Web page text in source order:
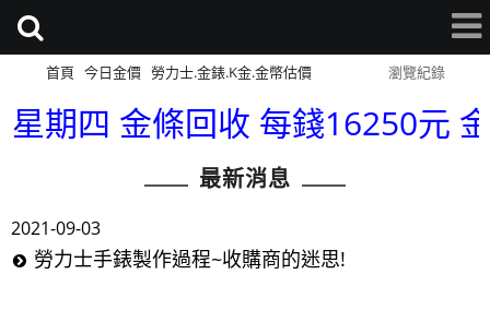
首頁 今日金價 勞力士.金錶.K金.金幣估價 瀏覽紀錄
期四 金條回收 每錢16250元
最新消息
2021-09-03
勞力士手錶製作過程~收購商的迷思!